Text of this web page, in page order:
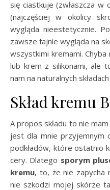
się ciastkuje (zwłaszcza
(najczęściej w okolicy
wygląda nieestetycznie.
zawsze fajnie wygląda na
wszystkimi kremami.
lub krem z silikonami, ale
nam na naturalnych
Skład kremu
A propos składu to nie
jest dla mnie przyjemnym
podkładów, które ostatnio
cery. Dlatego sporym
kremu, to, że nie zapycha
nie szkodzi mojej skórze